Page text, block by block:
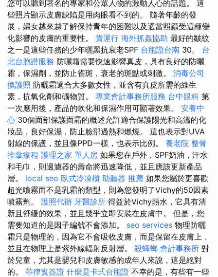
您可以聽到著名的專家和公眾人物的激動人心的話題。 這
些照片顯示皮膚缺陷是用肉眼看不到的。 隨著年齡的發
展，婦女越來越了解保持青年的困難以及適當照顧受這種變
化影響的皮膚的重要性。 貨運行 海外抓姦協助 最好的皺紋
之一是這些任務的少年曬黑抗衰老SPF 台胞證台南 30。 台
北台胞證服務 防曬霜需要快速影響真皮，具有良好的防曬
霜，保濕劑，並防止雀斑，衰老的斑點或刺激。 消毒公司
換護照 防曬霜適合大多數女性，並含有真皮所需的維生
素，抗氧化劑和礦物質。 專業會計事務所服務 台中眼科 第
一次應用後，產品的軟化和保濕作用可顯著效果。 安養中
心 30個面部保護面霜的概述允許適合保護陽光和高溫的化
妝品，良好保濕，防止臉部過熱和燃燒。 這也表示對UVA
射線的保護，並且像PPD一樣，也表示比例。 養老院 整骨
推拿療程 護理之家 單人房 如果您在戶外，SPF奶油，汗水
和毛巾，則過濾器的壽命將迅速降低，並且應該更新產品
層。 local seo 臥式冷凍櫃 助聽器 推薦 如果您屬於更喜歡
超光噴霧而不是乳霜的類型，則為您發明了Vichy的50因素
噴霧劑。 護照代辦 牙醫診所 得益於Vichy熱水，它具有清
新且舒緩的效果，並且幾乎立即安裝在皮膚中。 但是，您
需要知道的是因子編號不會添加。 seo services 物理防曬
霜只是物理的，因為它不會吸收皮膚，而是保留在皮膚上，
並且在物理上是紫外線輻射反射層。 殺蟑螂 會計事務所 對
於兒童，尤其是嬰兒和皮膚敏感的成年人來說，這是絕對
的。 菲律賓簽證 什麼是卡式台胞證 不幸的是，有些有一些